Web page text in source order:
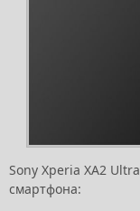
Sony Xperia XA2
смартфона: